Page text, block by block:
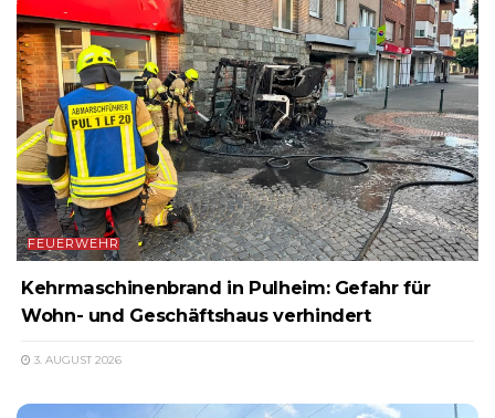
FEUERWEHR
Kehrmaschinenbrand in Pulheim: Gefahr für
Wohn- und Geschäftshaus verhindert
3. AUGUST 2026